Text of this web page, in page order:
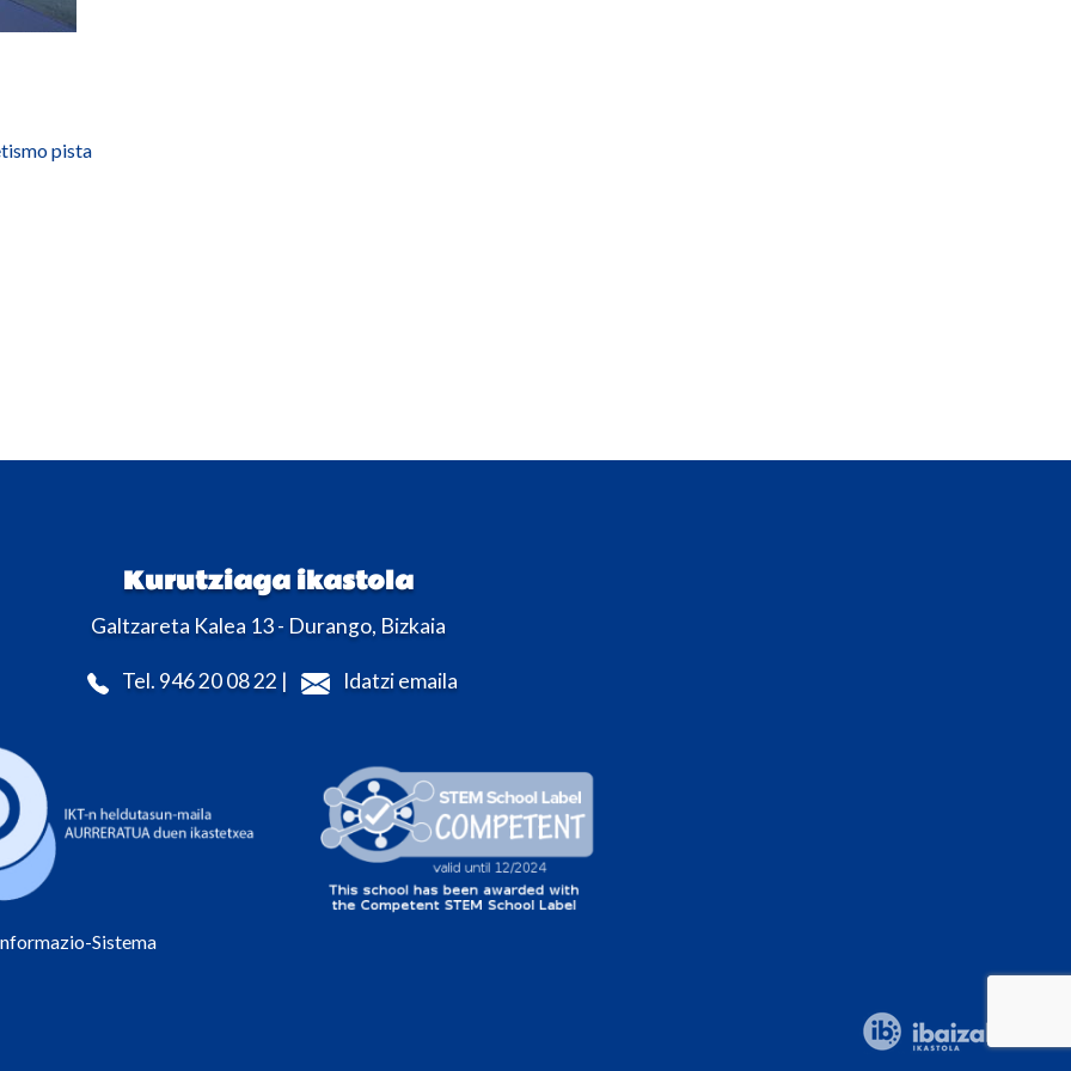
pista
Kurutziaga ikastola
Galtzareta Kalea 13 - Durango, Bizkaia
Tel. 946 20 08 22 | Idatzi emaila
Sistema